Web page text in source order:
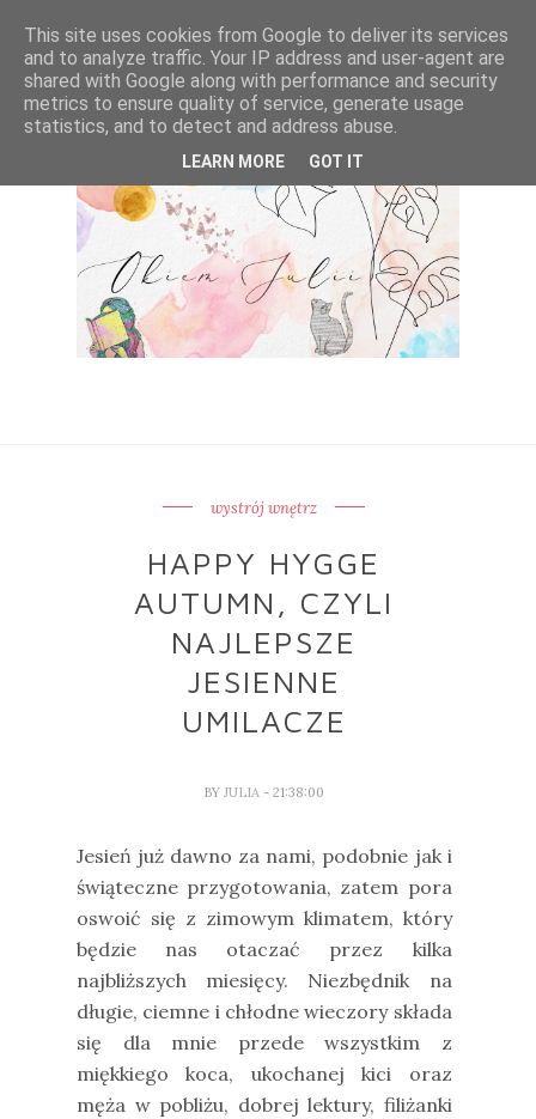
wystrój wnętrz
HAPPY HYGGE
AUTUMN, CZYLI
NAJLEPSZE
JESIENNE
UMILACZE
BYJULIA - 21:38:00
Jesień już dawno za nami, podobnie jak i
świąteczne przygotowania, zatem pora
oswoić się z zimowym klimatem, który
będzie nas otaczać przez kilka
najbliższych miesięcy. Niezbędnik na
długie, ciemne i chłodne wieczory składa
się dla mnie przede wszystkim z
miękkiego koca, ukochanej kici oraz
męża w pobliżu, dobrej lektury, filiżanki
This site uses cookies from Google to deliver its services
and to analyze traffic. Your IP address and user-agent are
shared with Google along with performance and security
metrics to ensure quality of service, generate usage
statistics, and to detect and address abuse.
LEARN MORE GOT IT